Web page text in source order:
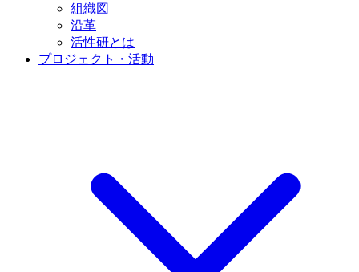
組織図
沿革
活性研とは
プロジェクト・活動